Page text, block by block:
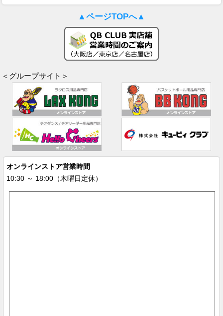
▲ページTOPへ▲
＜グループサイト＞
オンラインストア営業時間
10:30 ～ 18:00（木曜日定休）